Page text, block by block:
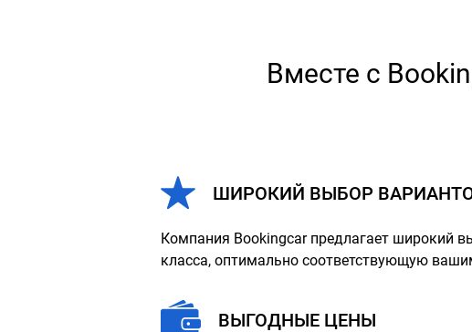
Вместе с
ШИРОКИЙ ВЫБОР
Компания Bookingcar предлагает широкий
класса, оптимально соответствующую
ВЫГОДНЫЕ ЦЕНЫ